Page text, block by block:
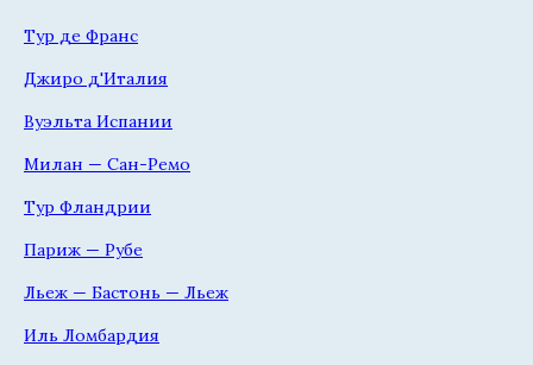
Тур де Франс
Джиро д'Италия
Вуэльта Испании
Милан — Сан-Ремо
Тур Фландрии
Париж — Рубе
Льеж — Бастонь — Льеж
Иль Ломбардия